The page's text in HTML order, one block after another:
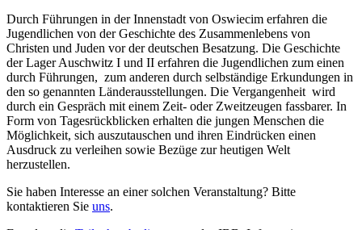
Durch Führungen in der Innenstadt von Oswiecim erfahren die
Jugendlichen von der Geschichte des Zusammenlebens von
Christen und Juden vor der deutschen Besatzung. Die Geschichte
der Lager Auschwitz I und II erfahren die Jugendlichen zum einen
durch Führungen, zum anderen durch selbständige Erkundungen in
den so genannten Länderausstellungen. Die Vergangenheit wird
durch ein Gespräch mit einem Zeit- oder Zweitzeugen fassbarer. In
Form von Tagesrückblicken erhalten die jungen Menschen die
Möglichkeit, sich auszutauschen und ihren Eindrücken einen
Ausdruck zu verleihen sowie Bezüge zur heutigen Welt
herzustellen.
Sie haben Interesse an einer solchen Veranstaltung? Bitte
kontaktieren Sie uns.